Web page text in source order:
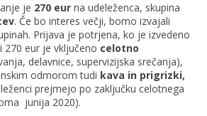
je 270 eur na udeleženca, skupina
. Če bo interes večji, bomo izvajali
Prijava je potrjena, ko je izvedeno
270 eur je vključeno celotno
delavnice, supervizijska srečanja),
odmorom tudi kava in prigrizki,
prejmejo po zaključku celotnega
junija 2020).